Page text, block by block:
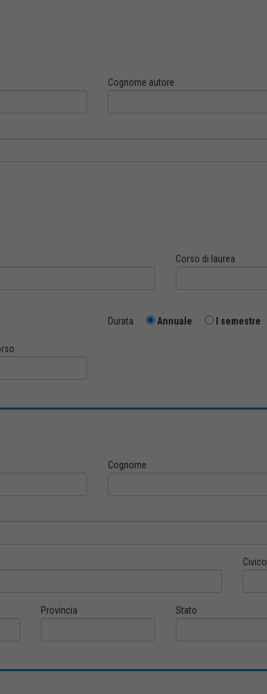
Cognome autore
Corso di laurea
Durata Annuale I semestre
Cognome
Civico
Provincia Stato